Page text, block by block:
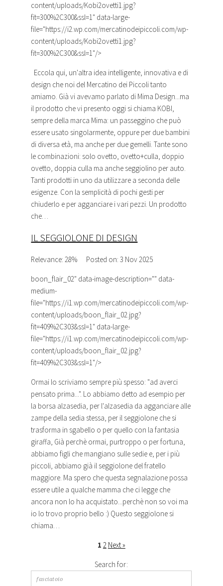
content/uploads/Kobi2ovetti1.jpg?
fit=300%2C300&ssl=1" data-large-
file="https://i2.wp.com/mercatinodeipiccoli.com/wp-
content/uploads/Kobi2ovetti1.jpg?
fit=300%2C300&ssl=1"/>
Eccola qui, un'altra idea intelligente, innovativa e di
design che noi del Mercatino dei Piccoli tanto
amiamo. Già vi avevamo parlato di Mima Design...ma
il prodotto che vi presento oggi si chiama KOBI,
sempre della marca Mima: un passeggino che può
essere usato singolarmente, oppure per due bambini
di diversa età, ma anche per due gemelli. Tante sono
le combinazioni: solo ovetto, ovetto+culla, doppio
ovetto, doppia culla ma anche seggiolino per auto.
Tanti prodotti in uno da utilizzare a seconda delle
esigenze. Con la semplicità di pochi gesti per
chiuderlo e per agganciare i vari pezzi. Un prodotto
che…
IL SEGGIOLONE DI DESIGN
Relevance: 28% Posted on: 3 Nov 2025
boon_flair_02" data-image-description="" data-
medium-
file="https://i1.wp.com/mercatinodeipiccoli.com/wp-
content/uploads/boon_flair_02.jpg?
fit=409%2C303&ssl=1" data-large-
file="https://i1.wp.com/mercatinodeipiccoli.com/wp-
content/uploads/boon_flair_02.jpg?
fit=409%2C303&ssl=1"/>
Ormai lo scriviamo sempre più spesso: "ad averci
pensato prima...". Lo abbiamo detto ad esempio per
la borsa alzasedia, per l'alzasedia da agganciare alle
zampe della sedia stessa, per il seggiolone che si
trasforma in sgabello o per quello con la fantasia
giraffa, Già perchè ormai, purtroppo o per fortuna,
abbiamo figli che mangiano sulle sedie e, per i più
piccoli, abbiamo già il seggiolone del fratello
maggiore. Ma spero che questa segnalazione possa
essere utile a qualche mamma che ci legge che
ancora non lo ha acquistato...perchè non so voi ma
io lo trovo proprio bello :) Questo seggiolone si
chiama…
1 2 Next »
Search for: